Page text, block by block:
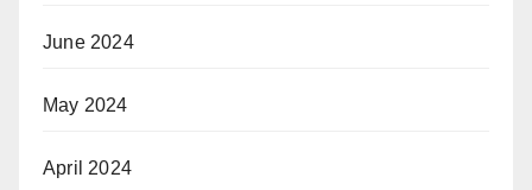
June 2024
May 2024
April 2024